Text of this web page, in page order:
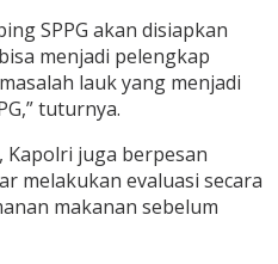
SPPG akan disiapkan
menjadi pelengkap
lauk yang menjadi
tuturnya.
juga berpesan
melakukan evaluasi secara
makanan sebelum